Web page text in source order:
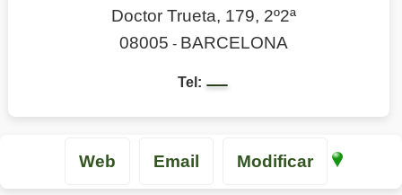
Doctor Trueta, 179, 2º2ª
08005 - BARCELONA
Tel:
Web Email Modificar